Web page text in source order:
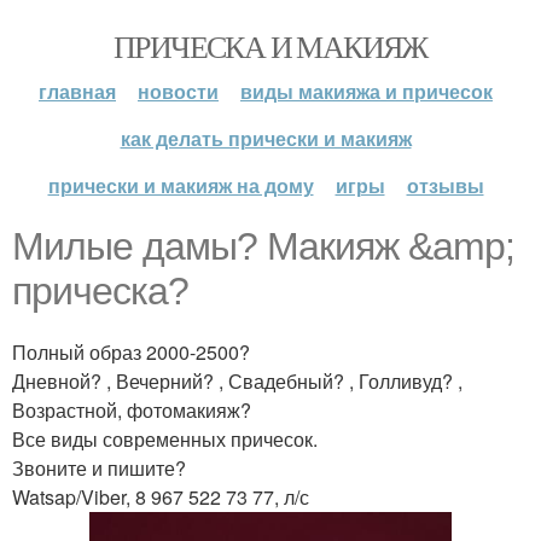
ПРИЧЕСКА И МАКИЯЖ
главная новости
виды макияжа и причесок
как делать прически и макияж
прически и макияж на дому
игры отзывы
Милые дамы? Макияж &amp;
прическа?
Полный образ 2000-2500?
Дневной? , Вечерний? , Свадебный? , Голливуд? ,
Возрастной, фотомакияж?
Все виды современных причесок.
Звоните и пишите?
Watsap/Viber, 8 967 522 73 77, л/с